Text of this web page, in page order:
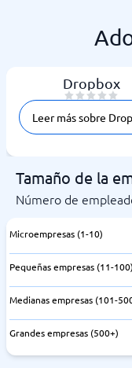
Dropbox
Leer más sobre
Tamaño de la
Número de
Microempresas (1-10)
Pequeñas empresas (11-100)
Medianas empresas (101-
Grandes empresas (500+)